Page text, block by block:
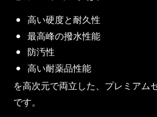
高い硬度と耐久性
最高峰の撥水性能
防汚性
高い耐薬品性能
を高次元で両立した、プレミアム
です。